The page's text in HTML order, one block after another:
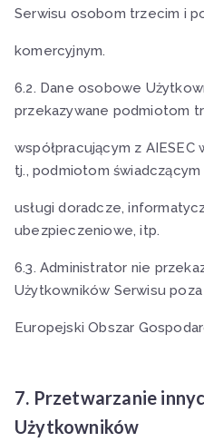
Serwisu osobom trzecim i
komercyjnym.
6.2. Dane osobowe
przekazywane podmiotom
współpracującym z AIESEC
tj., podmiotom świadczącym
usługi doradcze,
ubezpieczeniowe, itp.
6.3. Administrator nie
Użytkowników Serwisu poza
Europejski Obszar
7. Przetwarzanie
Użytkowników